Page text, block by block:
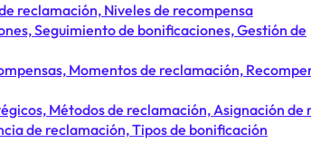
reclamación, Niveles de recompensa
Seguimiento de bonificaciones, Gestión de
Momentos de reclamación,
Métodos de reclamación, Asignación de
de reclamación, Tipos de bonificación